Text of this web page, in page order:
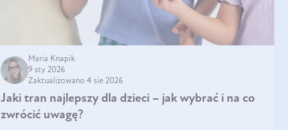
Maria Knapik
9 sty 2026
Zaktualizowano 4 sie 2026
Jaki tran najlepszy dla dzieci – jak wybrać i na co
zwrócić uwagę?